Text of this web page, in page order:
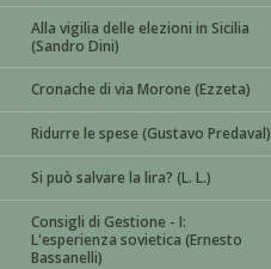
Alla vigilia delle elezioni in Sicilia
(Sandro Dini)
Cronache di via Morone (Ezzeta)
Ridurre le spese (Gustavo Predaval)
Si può salvare la lira? (L. L.)
Consigli di Gestione - I:
L'esperienza sovietica (Ernesto
Bassanelli)